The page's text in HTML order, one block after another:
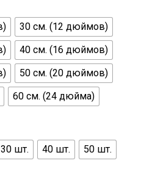
30 см. (12 дюймов)
40 см. (16 дюймов)
50 см. (20 дюймов)
60 см. (24 дюйма)
30 шт. 40 шт. 50 шт.